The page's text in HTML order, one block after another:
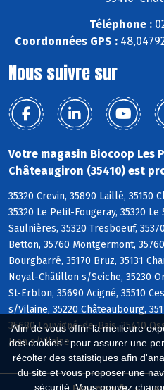
Afin de vous offrir la meilleure
des cookies : pour assurer une
récolter des statistiques afin
du site et vous proposer une
sécurité. Vous pouvez
Téléphone :
Coordonnées GPS :
Nous suivre sur
Votre magasin Biocoop Les
Châteaugiron (35410) est
35320 Crevin, 35890 Laillé, 35150
35320 Le Petit-Fougeray, 35320
Saulnières, 35320 Tresboeuf,
Betton, 35760 Montgermont,
Bourgbarré, 35170 Bruz, 35131
Noyal-Châtillon s/Seiche, 35230
St-Erblon, 35690 Acigné, 35510
s/Vilaine, 35220 Châteaubourg,
35680 Louvigné-de-Bais, 35410
Jean s/Vilaine